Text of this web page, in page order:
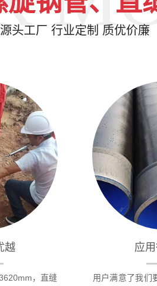
源头工厂 行业定制 质优价廉
越
，直缝
应
用户满意了我们